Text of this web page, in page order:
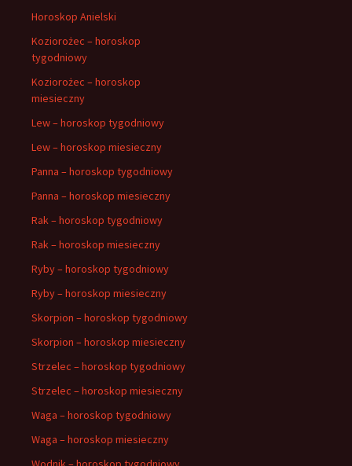
Horoskop Anielski
Koziorożec – horoskop
tygodniowy
Koziorożec – horoskop
miesieczny
Lew – horoskop tygodniowy
Lew – horoskop miesieczny
Panna – horoskop tygodniowy
Panna – horoskop miesieczny
Rak – horoskop tygodniowy
Rak – horoskop miesieczny
Ryby – horoskop tygodniowy
Ryby – horoskop miesieczny
Skorpion – horoskop tygodniowy
Skorpion – horoskop miesieczny
Strzelec – horoskop tygodniowy
Strzelec – horoskop miesieczny
Waga – horoskop tygodniowy
Waga – horoskop miesieczny